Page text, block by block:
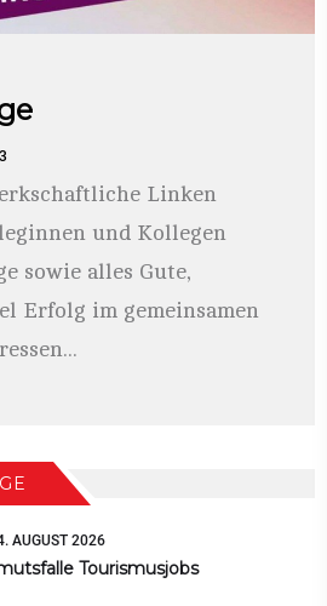
Linken
und Kollegen
sowie alles Gute,
Erfolg im gemeinsamen
AUGUST 2026
Tourismusjobs